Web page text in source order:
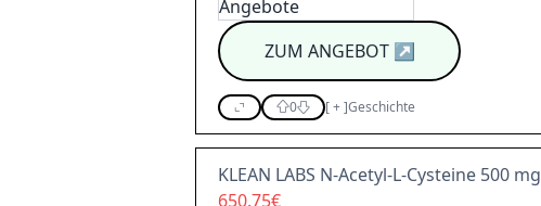
ZUM ANGEBOT↗
0 [+]Geschichte
KLEAN LABS N-Acetyl-L-Cysteine 500 mg
650.75€